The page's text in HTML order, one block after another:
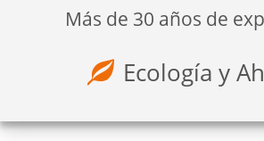
Más de 30 años de
Ecología y